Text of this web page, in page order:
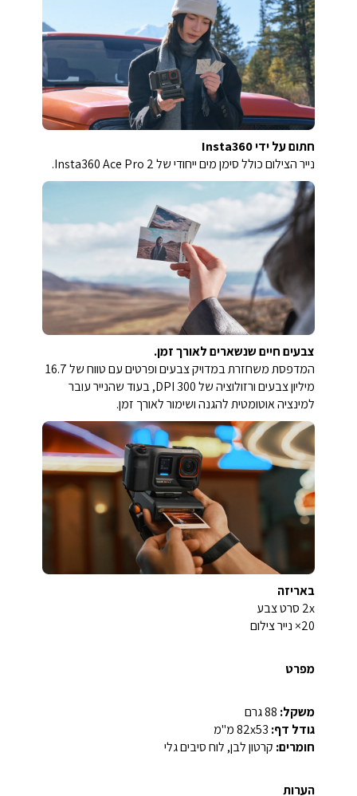
חתום על ידי Insta360
נייר הצילום כולל סימן מים ייחודי של Insta360 Ace Pro 2.
צבעים חיים שנשארים לאורך זמן.
המדפסת משחזרת במדויק צבעים ופרטים עם טווח של 16.7
מיליון צבעים ורזולוציה של 300 DPI, בעוד שהנייר עובר
למינציה אוטומטית להגנה ושימור לאורך זמן.
באריזה
2x סרט צבע
20× נייר צילום
מפרט
משקל:
גודל דף:
חומרים: קרטון לבן, לוח סיבים גלי
הערות